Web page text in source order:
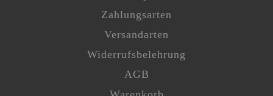
Zahlungsarten
Versandarten
Widerrufsbelehrung
AGB